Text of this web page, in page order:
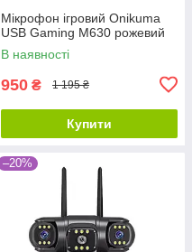
Мікрофон ігровий Onikuma
USB Gaming M630 рожевий
В наявності
950 ₴ 1 195 ₴
Купити
–20%